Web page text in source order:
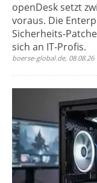
openDesk setzt
voraus. Die
Sicherheits-
sich an IT-Profis.
boerse-global.de, 08.08.26